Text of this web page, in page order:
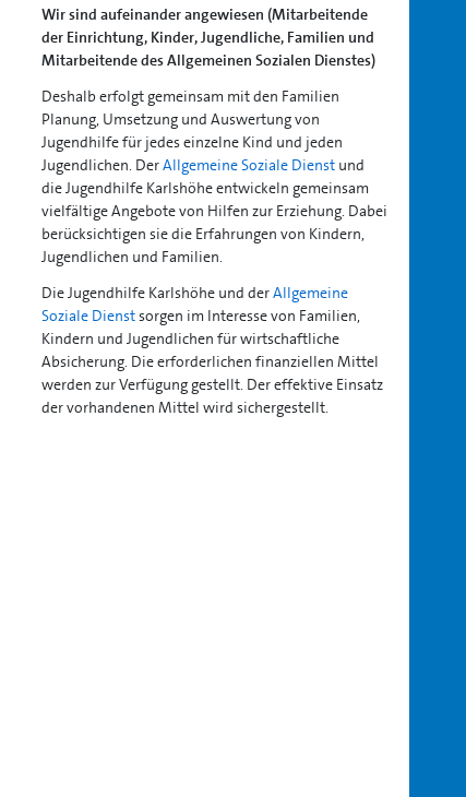
Wir sind aufeinander angewiesen (Mitarbeitende
der Einrichtung, Kinder, Jugendliche, Familien und
Mitarbeitende des Allgemeinen Sozialen Dienstes)
Deshalb erfolgt gemeinsam mit den Familien
Planung, Umsetzung und Auswertung von
Jugendhilfe für jedes einzelne Kind und jeden
Jugendlichen. DerAllgemeine Soziale Dienstund
die Jugendhilfe Karlshöhe entwickeln gemeinsam
vielfältige Angebote von Hilfen zur Erziehung. Dabei
berücksichtigen sie die Erfahrungen von Kindern,
Jugendlichen und Familien.
Die Jugendhilfe Karlshöhe und derAllgemeine
Soziale Dienstsorgen im Interesse von Familien,
Kindern und Jugendlichen für wirtschaftliche
Absicherung. Die erforderlichen finanziellen Mittel
werden zur Verfügung gestellt. Der effektive Einsatz
der vorhandenen Mittel wird sichergestellt.